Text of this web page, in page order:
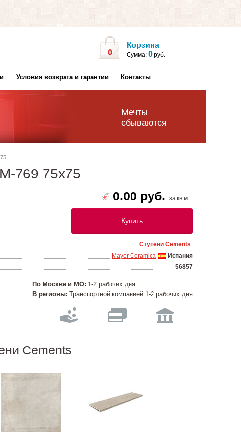
0
Корзина
Сумма: 0 руб.
Условия возврата и гарантии Контакты
Мечты
сбываются
769 75х75
0.00 руб. за кв.м
Купить
Ступени Cements
Испания
Mayor Ceramica
56857
По Москве и МО: 1-2 рабочих дня
В регионы: Транспортной компанией 1-2 рабочих дня
Cements